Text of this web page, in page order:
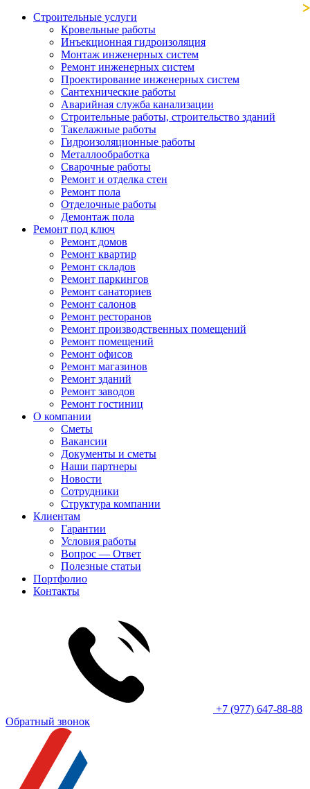
Строительные услуги
Кровельные работы
Инъекционная гидроизоляция
Монтаж инженерных систем
Ремонт инженерных систем
Проектирование инженерных систем
Сантехнические работы
Аварийная служба канализации
Строительные работы, строительство зданий
Такелажные работы
Гидроизоляционные работы
Металлообработка
Сварочные работы
Ремонт и отделка стен
Ремонт пола
Отделочные работы
Демонтаж пола
Ремонт под ключ
Ремонт домов
Ремонт квартир
Ремонт складов
Ремонт паркингов
Ремонт санаториев
Ремонт салонов
Ремонт ресторанов
Ремонт производственных помещений
Ремонт помещений
Ремонт офисов
Ремонт магазинов
Ремонт зданий
Ремонт заводов
Ремонт гостиниц
О компании
Сметы
Вакансии
Документы и сметы
Наши партнеры
Новости
Сотрудники
Структура компании
Клиентам
Гарантии
Условия работы
Вопрос — Ответ
Полезные статьи
Портфолио
Контакты
+7 (977) 647-88-88
Обратный звонок